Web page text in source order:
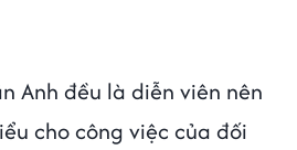
Anh đều là diễn viên nên
cho công việc của đối